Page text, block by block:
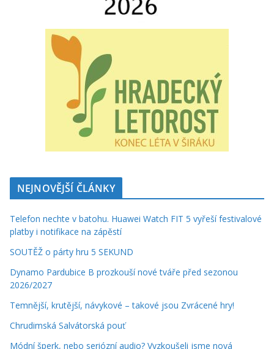
NEJNOVĚJŠÍ ČLÁNKY
Telefon nechte v batohu. Huawei Watch FIT 5 vyřeší festivalové
platby i notifikace na zápěstí
SOUTĚŽ o párty hru 5 SEKUND
Dynamo Pardubice B prozkouší nové tváře před sezonou
2026/2027
Temnější, krutější, návykové – takové jsou Zvrácené hry!
Chrudimská Salvátorská pouť
Módní šperk, nebo seriózní audio? Vyzkoušeli jsme nová